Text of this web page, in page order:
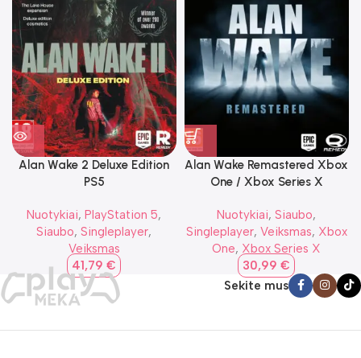
Alan Wake 2 Deluxe Edition
PS5
Nuotykiai,PlayStation 5,
Siaubo,Singleplayer,
Veiksmas
41,79€
Alan Wake Remastered Xbox
One / Xbox Series X
Nuotykiai,Siaubo,
Singleplayer, Veiksmas, Xbox
One, Xbox Series X
30,99€
Sekite mus